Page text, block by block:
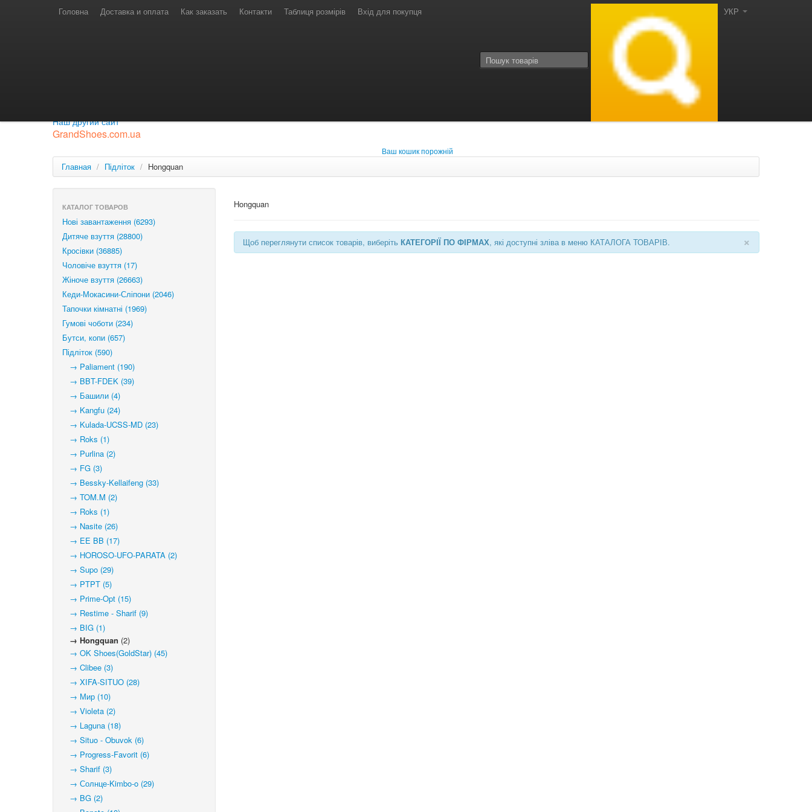
Головна Доставка и оплата Как заказать Контакти Таблиця розмірів Вхід для покупця УКР
Лайф: (063) 527-76-88 МТС: (050) 967-41-33
Наш другий сайт
GrandShoes.com.ua
Ваш кошик порожній
Главная / Підліток / Hongquan
КАТАЛОГ ТОВАРОВ
Нові завантаження (6293)
Дитяче взуття (28800)
Кросівки (36885)
Чоловіче взуття (17)
Жіноче взуття (26663)
Кеди-Мокасини-Сліпони (2046)
Тапочки кімнатні (1969)
Гумові чоботи (234)
Бутси, копи (657)
Підліток (590)
→ Paliament (190)
→ BBT-FDEK (39)
→ Башили (4)
→ Kangfu (24)
→ Kulada-UCSS-MD (23)
→ Roks (1)
→ Purlina (2)
→ FG (3)
→ Bessky-Kellaifeng (33)
→ TOM.M (2)
→ Roks (1)
→ Nasite (26)
→ EE BB (17)
→ HOROSO-UFO-PARATA (2)
→ Supo (29)
→ PTPT (5)
→ Prime-Opt (15)
→ Restime - Sharif (9)
→ BIG (1)
→ Hongquan (2)
→ OK Shoes(GoldStar) (45)
→ Clibee (3)
→ XIFA-SITUO (28)
→ Мир (10)
→ Violeta (2)
→ Laguna (18)
→ Situo - Obuvok (6)
→ Progress-Favorit (6)
→ Sharif (3)
→ Солнце-Kimbo-o (29)
→ BG (2)
Hongquan
×
Щоб переглянути список товарів, виберіть КАТЕГОРІЇ ПО ФІРМАХ, які доступні зліва в меню КАТАЛОГА ТОВАРІВ.